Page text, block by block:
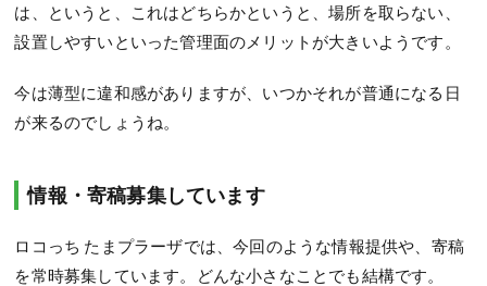
は、というと、これはどちらかというと、場所を取らない、
設置しやすいといった管理面のメリットが大きいようです。
今は薄型に違和感がありますが、いつかそれが普通になる日
が来るのでしょうね。
情報・寄稿募集しています
ロコっち たまプラーザでは、今回のような情報提供や、寄稿
を常時募集しています。どんな小さなことでも結構です。